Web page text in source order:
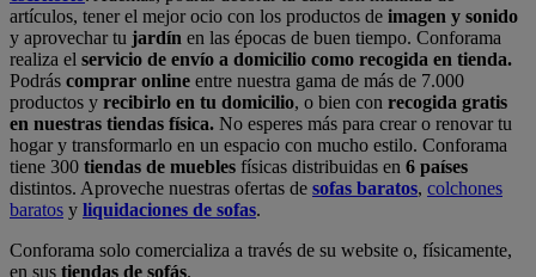
artículos, tener el mejor ocio con los productos de imagen y sonido
y aprovechar tu jardín en las épocas de buen tiempo. Conforama
realiza el servicio de envío a domicilio como recogida en tienda.
Podrás comprar online entre nuestra gama de más de 7.000
productos y recibirlo en tu domicilio, o bien con recogida gratis
en nuestras tiendas física. No esperes más para crear o renovar tu
hogar y transformarlo en un espacio con mucho estilo. Conforama
tiene 300 tiendas de muebles físicas distribuidas en 6 países
distintos. Aproveche nuestras ofertas de sofas baratos, colchones
baratos y liquidaciones de sofas.
Conforama solo comercializa a través de su website o, físicamente,
en sus tiendas de sofás.